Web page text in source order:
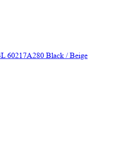
60217A280 Black / Beige